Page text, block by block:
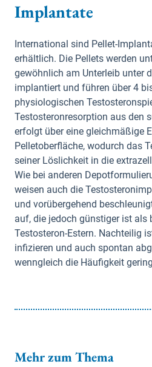
Implantate
International sind Pellet-
erhältlich. Die Pellets werden
gewöhnlich am Unterleib unter
implantiert und führen über 4
physiologischen
Testosteronresorption aus den
erfolgt über eine gleichmäßige
Pelletoberfläche, wodurch das
seiner Löslichkeit in die
Wie bei anderen
weisen auch die
und vorübergehend
auf, die jedoch günstiger ist als
Testosteron-Estern. Nachteilig
infizieren und auch spontan
wenngleich die Häufigkeit
Mehr zum Thema